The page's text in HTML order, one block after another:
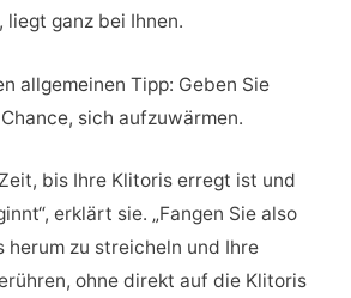
ganz bei Ihnen.
allgemeinen Tipp: Geben Sie
sich aufzuwärmen.
bis Ihre Klitoris erregt ist und
erklärt sie. „Fangen Sie also
herum zu streicheln und Ihre
ohne direkt auf die Klitoris